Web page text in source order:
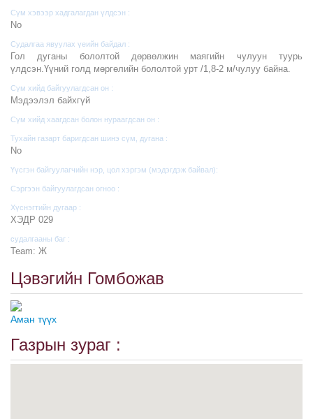
Сүм хэвээр хадгалагдан үлдсэн :
No
Судалгаа явуулах үеийн байдал :
Гол дуганы бололтой дөрвөлжин маягийн чулуун туурь
үлдсэн.Үүний голд мөргөлийн бололтой урт /1,8-2 м/чулуу байна.
Сүм хийд байгуулагдсан он :
Мэдээлэл байхгүй
Сүм хийд хаагдсан болон нураагдсан он :
Тухайн газарт баригдсан шинэ сүм, дугана :
No
Үүсгэн байгуулагчийн нэр, цол хэргэм (мэдэгдэж байвал):
Сэргээн байгуулагдсан огноо :
Хүснэгтийн дугаар :
ХЭДР 029
судалгааны баг :
Team: Ж
Цэвэгийн Гомбожав
Аман түүх
Газрын зураг :